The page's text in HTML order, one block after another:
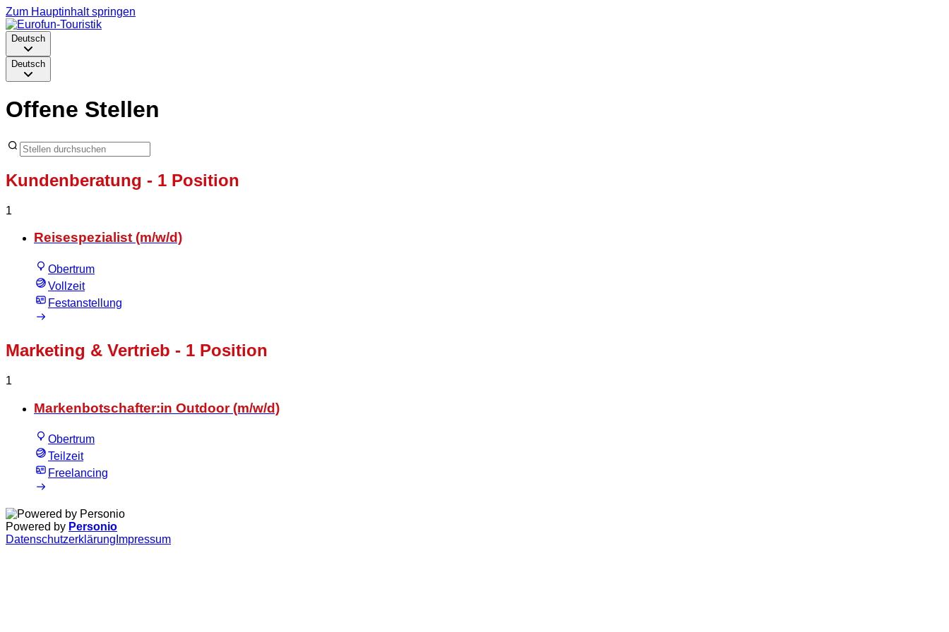
Zum Hauptinhalt springen
Deutsch
Deutsch
Offene Stellen
Kundenberatung - 1 Position
1
Reisespezialist (m/w/d)
Obertrum
Vollzeit
Festanstellung
Marketing & Vertrieb - 1 Position
1
Markenbotschafter:in Outdoor (m/w/d)
Obertrum
Teilzeit
Freelancing
Powered by Personio
Datenschutzerklärung Impressum